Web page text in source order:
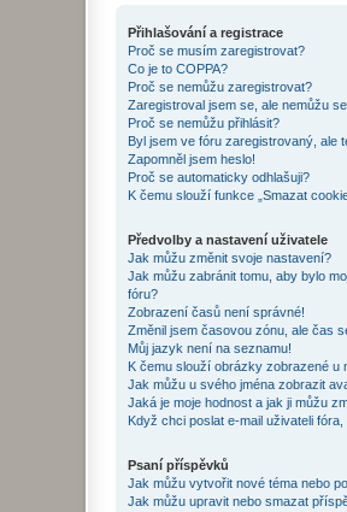
Přihlašování a registrace
Proč se musím zaregistrovat?
Co je to COPPA?
Proč se nemůžu zaregistrovat?
Zaregistroval jsem se, ale nemůžu
Proč se nemůžu přihlásit?
Byl jsem ve fóru zaregistrovaný, ale
Zapomněl jsem heslo!
Proč se automaticky odhlašuji?
K čemu slouží funkce „Smazat
Předvolby a nastavení uživatele
Jak můžu změnit svoje nastavení?
Jak můžu zabránit tomu, aby bylo
fóru?
Zobrazení časů není správné!
Změnil jsem časovou zónu, ale čas
Můj jazyk není na seznamu!
K čemu slouží obrázky zobrazené u
Jak můžu u svého jména zobrazit
Jaká je moje hodnost a jak ji můžu
Když chci poslat e-mail uživateli
Psaní příspěvků
Jak můžu vytvořit nové téma nebo
Jak můžu upravit nebo smazat